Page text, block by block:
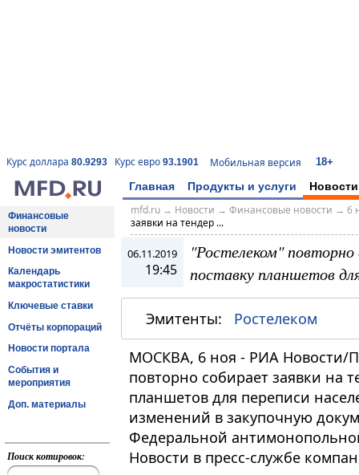
Курс доллара 80.9293 Курс евро 93.1901 Мобильная версия 18+
Главная Продукты и услуги Новости
Финансовые
новости
Новости эмитентов
Календарь
макростатистики
Ключевые ставки
Отчёты корпораций
Новости портала
События и
мероприятия
Доп. материалы
Поиск котировок:
mfd.ru→ Новости → Финансовые новости → 6
заявки на тендер ...
06.11.2019
19:45
"Ростелеком" повторно
поставку планшетов
Эмитенты: Ростелеком
МОСКВА, 6 ноя - РИА Новости/
повторно собирает заявки на
планшетов для переписи
изменений в закупочную
Федеральной
Новости в пресс-службе